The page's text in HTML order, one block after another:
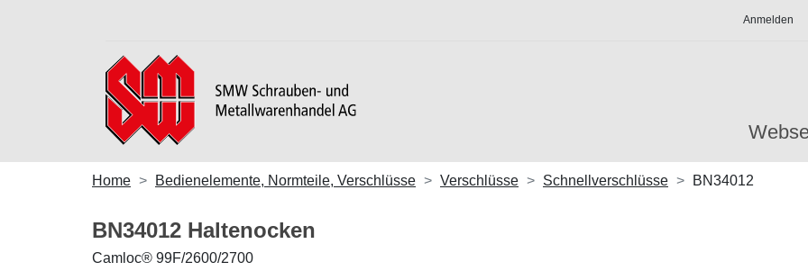
Anmelden
Home Bedienelemente, Normteile, Verschlüsse Verschlüsse Schnellverschlüsse BN34012
BN34012 Haltenocken
Camloc® 99F/2600/2700